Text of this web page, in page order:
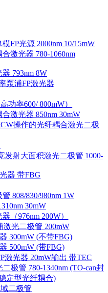
FP光源 2000nm 10/15mW
激光器 780-1060nm
793nm 8W
泵浦FP激光器
功率600/ 800mW）
激光器 850nm 30mW
操作的光纤耦合激光二极
发射大面积激光二极管 1000-
器 带FBG
808/830/980nm 1W
30mW
（976nm 200W）
激光二极管 200mW
300mW (不带FBG)
500mW (带FBG)
激光器 20mW输出 带TEC
极管 780-1340nm (TO-can封
定型光纤耦合)
二极管